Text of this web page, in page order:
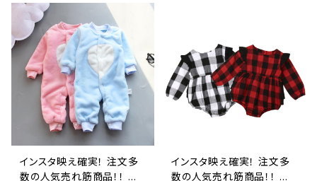
テディベア付
インスタ映え確実！ 注文多
数の人気売れ筋商品！！ 新
インスタ映え確実！ 注文多
数の人気売れ筋商品！！ 新